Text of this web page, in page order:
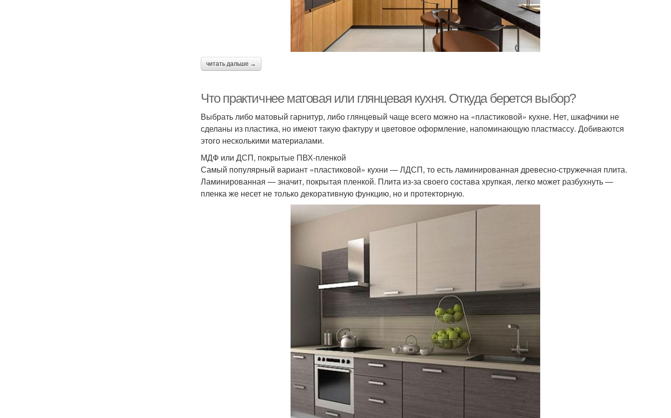
читать дальше →
Что практичнее матовая или глянцевая кухня. Откуда берется выбор?
Выбрать либо матовый гарнитур, либо глянцевый чаще всего можно на «пластиковой» кухне. Нет, шкафчики не
сделаны из пластика, но имеют такую фактуру и цветовое оформление, напоминающую пластмассу. Добиваются
этого несколькими материалами.
МДФ или ДСП, покрытые ПВХ-пленкой
Самый популярный вариант «пластиковой» кухни — ЛДСП, то есть ламинированная древесно-стружечная плита.
Ламинированная — значит, покрытая пленкой. Плита из-за своего состава хрупкая, легко может разбухнуть —
пленка же несет не только декоративную функцию, но и протекторную.